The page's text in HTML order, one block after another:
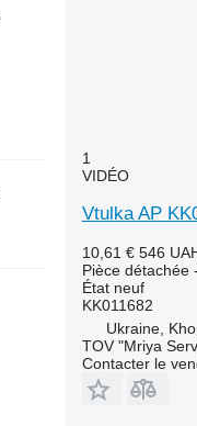
à
1
VIDÉO
Vtulka AP
10,61 € 546
Pièce détachée
Étatneuf
KK011682
Ukraine,
TOV "Mriya
Contacter le